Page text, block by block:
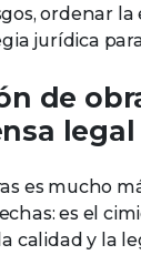
ordenar la
jurídica
de
legal
es mucho
es el
calidad y la